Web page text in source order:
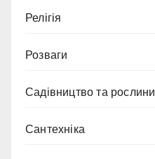
Релігія
Розваги
Садівництво та рослини
Сантехніка